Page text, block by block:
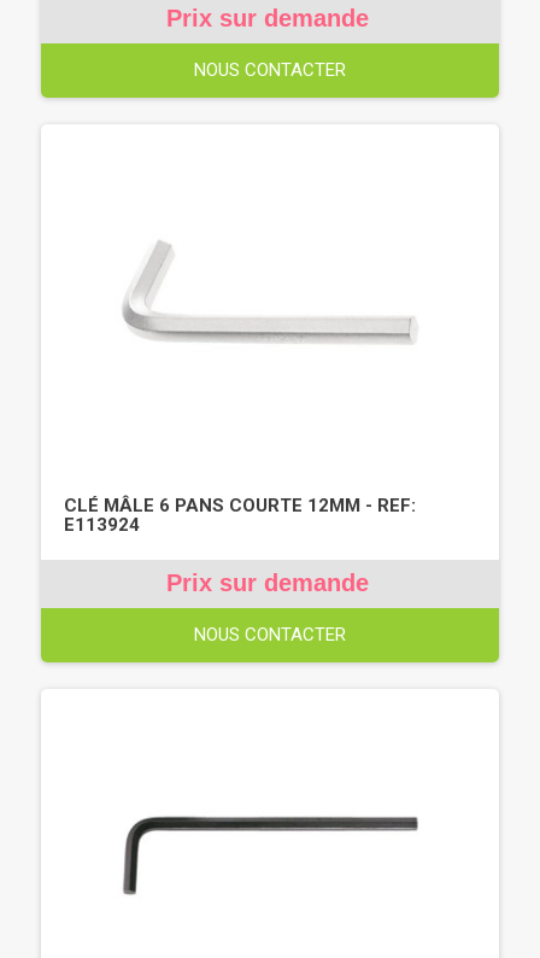
Prix sur demande
NOUS CONTACTER
CLÉ MÂLE 6 PANS COURTE 12MM - REF:
E113924
Prix sur demande
NOUS CONTACTER